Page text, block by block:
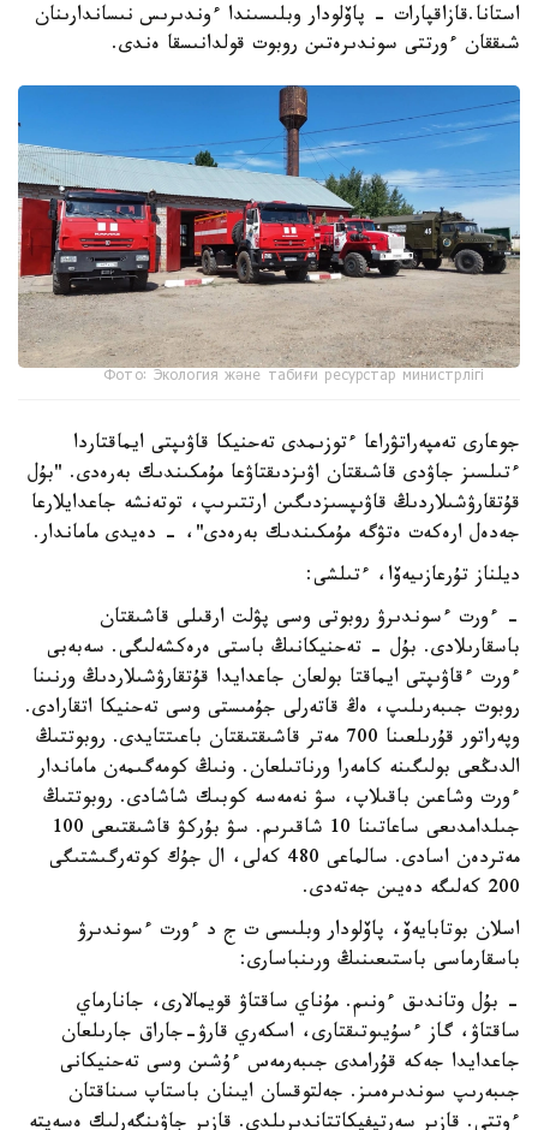
استانا.قازاقپارات - پاۆلودار وبلىسىندا ءوندىرىس نىساندارىنان
شىققان ءورتتى سوندىرەتىن روبوت قولدانىسقا ەندى.
Фото: Экология және табиғи ресурстар министрлігі
جوعارى تەمپەراتۋراعا ءتوزىمدى تەحنيكا قاۋىپتى ايماقتاردا
ءتىلسىز جاۋدى قاشىقتان اۋىزدىقتاۋعا مۇمكىندىك بەرەدى. "بۇل
قۇتقارۋشىلاردىڭ قاۋىپسىزدىگىن ارتتىرىپ، توتەنشە جاعدايلارعا
جەدەل ارەكەت ەتۋگە مۇمكىندىك بەرەدى"، - دەيدى ماماندار.
ديلناز تۇرعازىيەۆا، ءتىلشى:
- ءورت ءسوندىرۋ روبوتى وسى پۋلت ارقىلى قاشىقتان
باسقارىلادى. بۇل - تەحنيكانىڭ باستى ەرەكشەلىگى. سەبەبى
ءورت ءقاۋىپتى ايماقتا بولعان جاعدايدا قۇتقارۋشىلاردىڭ ورنىنا
روبوت جىبەرىلىپ، ەڭ قاتەرلى جۇمىستى وسى تەحنيكا اتقارادى.
وپەراتور قۇرىلعىنا 700 مەتر قاشىقتىقتان باعىتتايدى. روبوتتىڭ
الدىڭعى بولىگىنە كامەرا ورناتىلعان. ونىڭ كومەگىمەن ماماندار
ءورت وشاعىن باقىلاپ، سۋ نەمەسە كوبىك شاشادى. روبوتتىڭ
جىلدامدىعى ساعاتىنا 10 شاقىرىم. سۋ بۇركۋ قاشىقتىعى 100
مەتردەن اسادى. سالماعى 480 كەلى، ال جۇك كوتەرگىشتىگى
200 كەلىگە دەيىن جەتەدى.
اسلان بوتابايەۆ، پاۆلودار وبلىسى ت ج د ءورت ءسوندىرۋ
باسقارماسى باستىعىنىڭ ورىنباسارى:
- بۇل وتاندىق ءونىم. مۇناي ساقتاۋ قويمالارى، جانارماي
ساقتاۋ، گاز ءسۇيىوتىقتارى، اسكەري قارۋ-جاراق جارىلعان
جاعدايدا جەكە قۇرامدى جىبەرمەس ءۇشىن وسى تەحنيكانى
جىبەرىپ سوندىرەمىز. جەلتوقسان ايىنان باستاپ سىناقتان
ءوتتى. قازىر سەرتيفيكاتتاندىرىلدى. قازىر جاۋىنگەرلىك ەسەپتە